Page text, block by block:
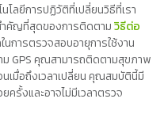
โลยีการปฏิวัติที่เปลี่ยนวิธีที่เรา
ำคัญที่สุดของการติดตามวิธีต่อ
นการตรวจสอบอายุการใช้งาน
GPS คุณสามารถติดตามสุขภาพ
เมื่อถึงเวลาเปลี่ยน คุณสมบัตินี้มี
รั้งและอาจไม่มีเวลาตรวจ